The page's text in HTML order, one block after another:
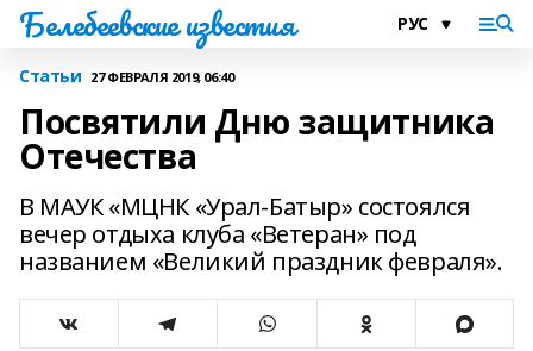
Белебеевские известия
Статьи 27 ФЕВРАЛЯ 2019, 06:40
Посвятили Дню защитника
Отечества
В МАУК «МЦНК «Урал-Батыр» состоялся
вечер отдыха клуба «Ветеран» под
названием «Великий праздник февраля».